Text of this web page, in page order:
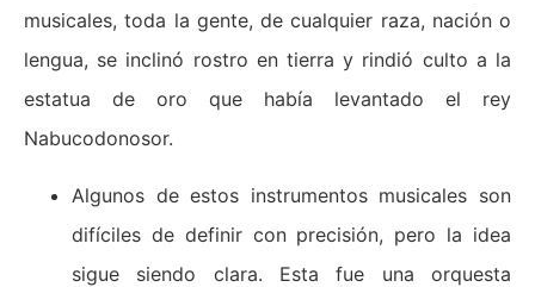
musicales, toda la gente, de cualquier raza, nación o
lengua, se inclinó rostro en tierra y rindió culto a la
estatua de oro que había levantado el rey
Nabucodonosor.
Algunos de estos instrumentos musicales son
difíciles de definir con precisión, pero la idea
sigue siendo clara. Esta fue una orquesta